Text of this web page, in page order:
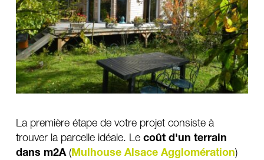
La première étape de votre projet consiste à
trouver la parcelle idéale. Le coût d'un terrain
dans m2A (Mulhouse Alsace Agglomération)